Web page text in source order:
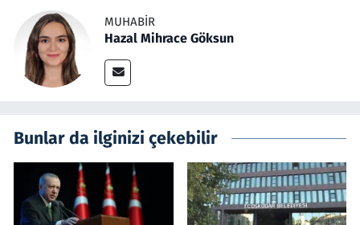
MUHABIR
Hazal Mihrace Göksun
Bunlar da ilginizi çekebilir